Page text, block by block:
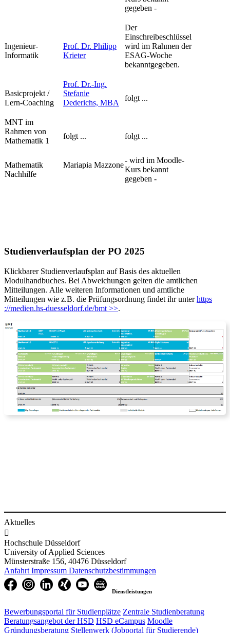
gegeben -
​Ingenieur-
Informatik
​Prof. Dr. Philipp
Krieter
Der
Einschreibeschlüssel
wird im Rahmen der
ESAG-Woche
bekanntgegeben.
​Basicprojekt /
Lern-Coaching
Prof. Dr.-Ing.
Stefanie
Dederichs, MBA​
folgt ...
​MNT im
Rahmen von
Mathematik 1
​​folgt ... ​folgt ...
​Mathematik
Nachhilfe
​​​Mariapia Mazzone
​- wird im Moodle-
Kurs bekannt
gegeben -
Studienverlaufsplan der PO 2025
Klickbarer Studienverlaufsplan auf Basis des aktuellen
Modulhandbuches. Bei Abweichungen gelten die amtlichen
Mitteilungen. ​Alle weiteren Informationen und amtliche
Mitteilungen wie z.B. die Prüfungsordnung findet ihr ​unte​r​​https​
://medien.hs-duess​eldorf.de/bmt >>​.
Aktuelles

Hochschule Düsseldorf
University of Applied Sciences
Münsterstraße 156, 40476 Düsseldorf
Anfahrt Impressum Datenschutzbestimmungen
Dienstleistungen
Bewerbungsportal für Studienplätze Zentrale Studienberatung
Beratungsangebot der HSD HSD eCampus Moodle
Gründungsberatung Stellenwerk (Jobportal für Studierende)